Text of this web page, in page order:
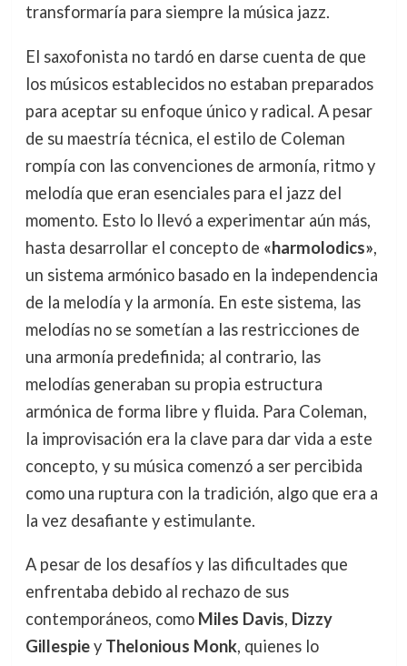
transformaría para siempre la música jazz.
El saxofonista no tardó en darse cuenta de que
los músicos establecidos no estaban preparados
para aceptar su enfoque único y radical. A pesar
de su maestría técnica, el estilo de Coleman
rompía con las convenciones de armonía, ritmo y
melodía que eran esenciales para el jazz del
momento. Esto lo llevó a experimentar aún más,
hasta desarrollar el concepto de «harmolodics»,
un sistema armónico basado en la independencia
de la melodía y la armonía. En este sistema, las
melodías no se sometían a las restricciones de
una armonía predefinida; al contrario, las
melodías generaban su propia estructura
armónica de forma libre y fluida. Para Coleman,
la improvisación era la clave para dar vida a este
concepto, y su música comenzó a ser percibida
como una ruptura con la tradición, algo que era a
la vez desafiante y estimulante.
A pesar de los desafíos y las dificultades que
enfrentaba debido al rechazo de sus
contemporáneos, como Miles Davis, Dizzy
Gillespiey Thelonious Monk, quienes lo